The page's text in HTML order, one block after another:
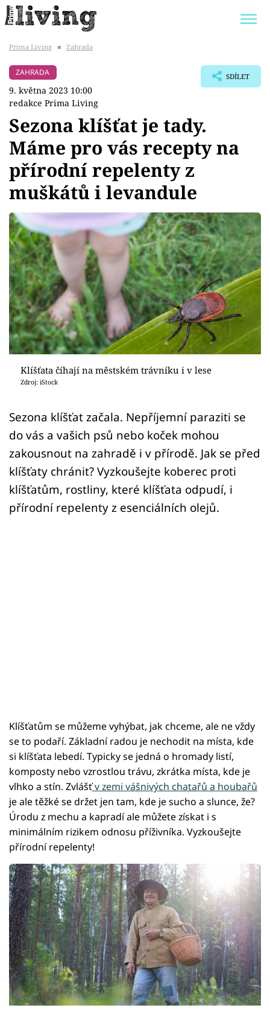
BYDLENÍ SLAVNÝCH
Témata
Bydlení
Zahrada
Design
Sledujte prima+
Přihlášení
Sledujte nás
Prima Living ■ Zahrada
ZAHRADA
9. května 2023 10:00
redakce Prima Living
SDÍLET
Sezona klíšťat je tady.
Máme pro vás recepty na
přírodní repelenty z
muškátů i levandule
Klíšťata číhají na městském trávníku i v lese
Zdroj: iStock
Sezona klíšťat začala. Nepříjemní paraziti se
do vás a vašich psů nebo koček mohou
zakousnout na zahradě i v přírodě. Jak se před
klíšťaty chránit? Vyzkoušejte koberec proti
klíšťatům, rostliny, které klíšťata odpudí, i
přírodní repelenty z esenciálních olejů.
Klíšťatům se můžeme vyhýbat, jak chceme, ale ne vždy
se to podaří. Základní radou je nechodit na místa, kde
si klíšťata lebedí. Typicky se jedná o hromady listí,
komposty nebo vzrostlou trávu, zkrátka místa, kde je
vlhko a stín. Zvlášťv zemi vášnivých chatařů a houbařů
je ale těžké se držet jen tam, kde je sucho a slunce, že?
Úrodu z mechu a kapradí ale můžete získat i s
minimálním rizikem odnosu příživníka. Vyzkoušejte
přírodní repelenty!